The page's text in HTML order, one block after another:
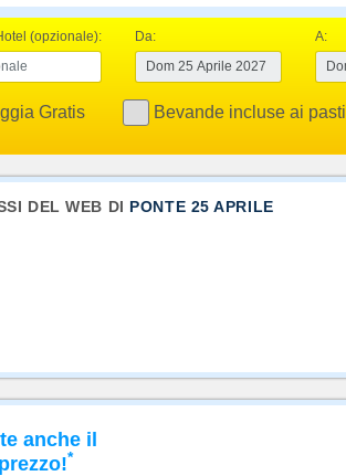
(opzionale): Da: A:
Gratis Bevande incluse ai pasti
DEL WEB DI PONTE 25 APRILE
anche il
*